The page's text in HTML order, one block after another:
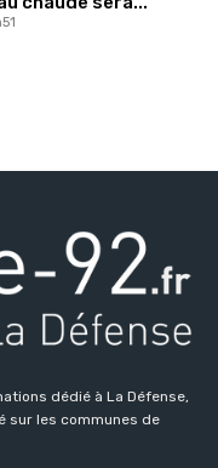
dédié à La Défense,
sur les communes de